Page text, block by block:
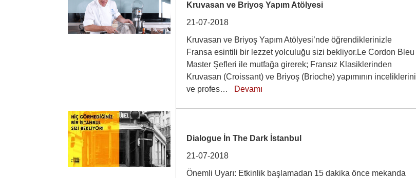
Kruvasan ve Briyoş Yapım Atölyesi
21-07-2018
Kruvasan ve Briyoş Yapım Atölyesi’nde öğrendiklerinizle
Fransa esintili bir lezzet yolculuğu sizi bekliyor.Le Cordon Bleu
Master Şefleri ile mutfağa girerek; Fransız Klasiklerinden
Kruvasan (Croissant) ve Briyoş (Brioche) yapımının inceliklerini
ve profes…
Devamı
Dialogue İn The Dark İstanbul
21-07-2018
Önemli Uyarı: Etkinlik başlamadan 15 dakika önce mekanda